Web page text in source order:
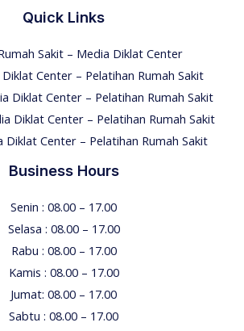
Quick Links
Sakit – Media Diklat Center
Center – Pelatihan Rumah Sakit
Diklat Center – Pelatihan Rumah Sakit
Diklat Center – Pelatihan Rumah Sakit
Diklat Center – Pelatihan Rumah Sakit
Business Hours
Senin : 08.00 – 17.00
Selasa : 08.00 – 17.00
Rabu : 08.00 – 17.00
Kamis : 08.00 – 17.00
Jumat: 08.00 – 17.00
Sabtu : 08.00 – 17.00